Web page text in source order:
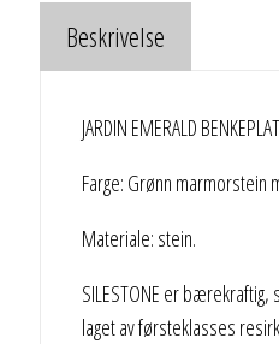
Beskrivelse
JARDIN EMERALD
Farge: Grønn marmorstein
Materiale: stein.
SILESTONE er
laget av førsteklasses